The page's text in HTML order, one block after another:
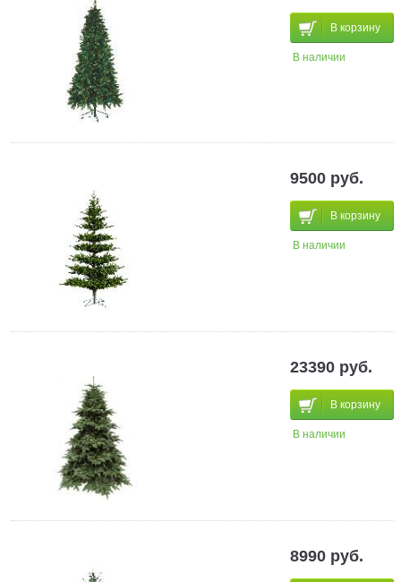
В корзину
В наличии
9500 руб.
В корзину
В наличии
23390 руб.
В корзину
В наличии
8990 руб.